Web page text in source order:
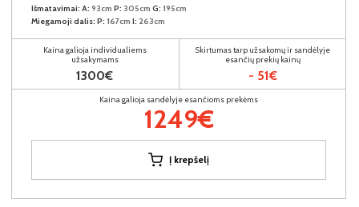
Išmatavimai: A: 93cm P: 305cm G: 195cm
Miegamoji dalis: P: 167cm I: 263cm
Kaina galioja individualiems
užsakymams
1300€
Skirtumas tarp užsakomų ir sandėlyje
esančių prekių kainų
- 51€
Kaina galioja sandėlyje esančioms prekėms
1249€
Į krepšelį